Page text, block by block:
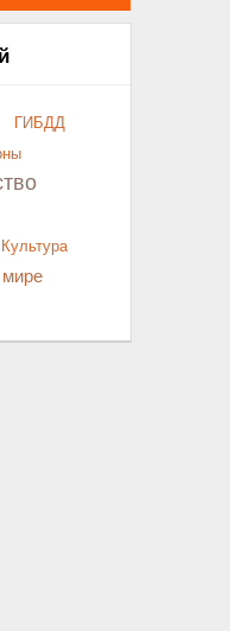
ГИБДД
Культура